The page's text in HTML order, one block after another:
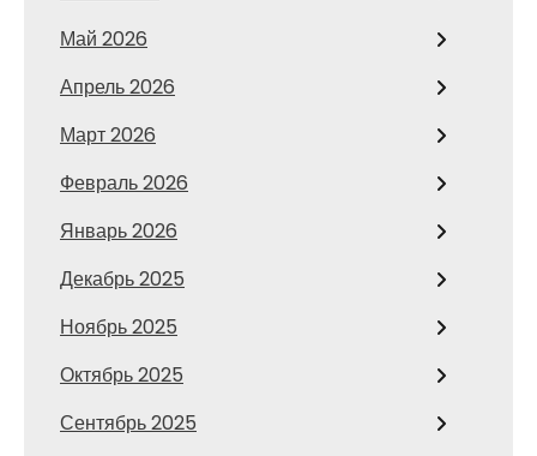
Май 2026
Апрель 2026
Март 2026
Февраль 2026
Январь 2026
Декабрь 2025
Ноябрь 2025
Октябрь 2025
Сентябрь 2025